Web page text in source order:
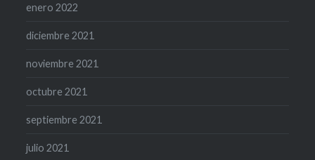
enero 2022
diciembre 2021
noviembre 2021
octubre 2021
septiembre 2021
julio 2021